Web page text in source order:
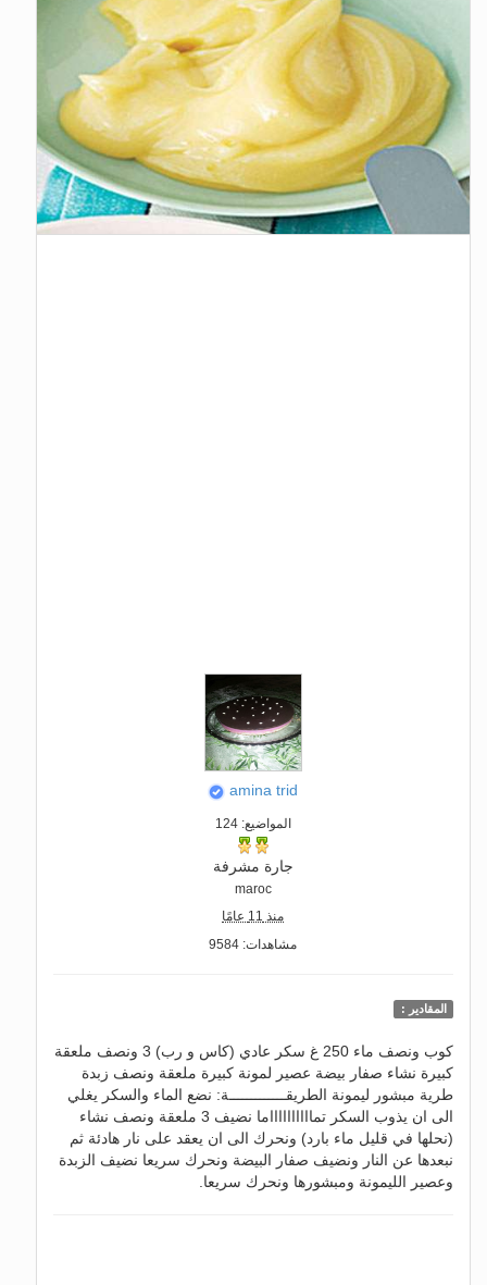
amina trid
المواضيع: 124
جارة مشرفة
maroc
منذ 11 عامًا
مشاهدات: 9584
المقادير :
كوب ونصف ماء 250 غ سكر عادي (كاس و رب) 3 ونصف ملعقة
كبيرة نشاء صفار بيضة عصير لمونة كبيرة ملعقة ونصف زبدة
طرية مبشور ليمونة الطريقـــــــــــــة: نضع الماء والسكر يغلي
الى ان يذوب السكر تمااااااااااما نضيف 3 ملعقة ونصف نشاء
(نحلها في قليل ماء بارد) ونحرك الى ان يعقد على نار هادئة ثم
نبعدها عن النار ونضيف صفار البيضة ونحرك سريعا نضيف الزبدة
وعصير الليمونة ومبشورها ونحرك سريعا.